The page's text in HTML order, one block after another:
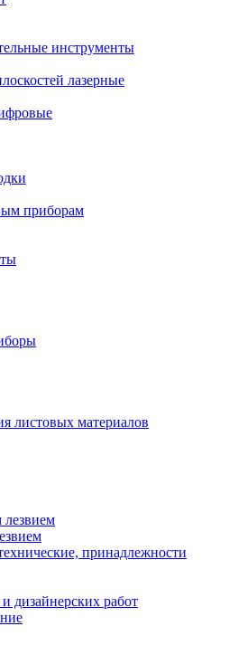
инструменты
лазерные
приборам
листовых материалов
принадлежности
дизайнерских работ